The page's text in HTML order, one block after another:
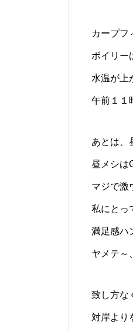
カープフ
ボイリー
水温が上
午前１１
あとは、
昼メシは
マジで激
私にとっ
満足感ハ
ヤメテ～
致し方な
対岸より